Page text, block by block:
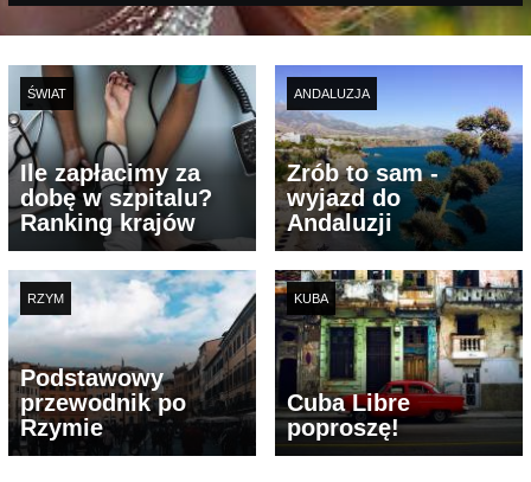
ŚWIAT
Ile zapłacimy za
dobę w szpitalu?
Ranking krajów
ANDALUZJA
Zrób to sam -
wyjazd do
Andaluzji
RZYM
Podstawowy
przewodnik po
Rzymie
KUBA
Cuba Libre
poproszę!